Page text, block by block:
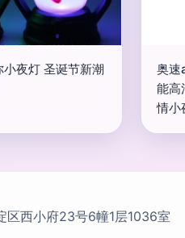
夜灯 圣诞节新潮
奥速
能高
情小
区西小府23号6幢1层1036室